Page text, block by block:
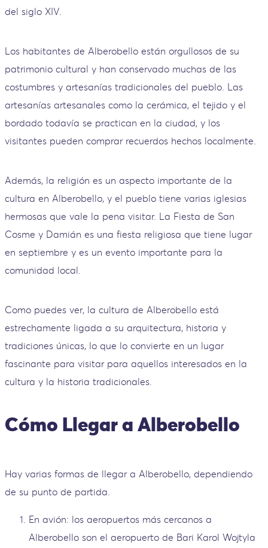
del siglo XIV.
Los habitantes de Alberobello están orgullosos de su
patrimonio cultural y han conservado muchas de las
costumbres y artesanías tradicionales del pueblo. Las
artesanías artesanales como la cerámica, el tejido y el
bordado todavía se practican en la ciudad, y los
visitantes pueden comprar recuerdos hechos localmente.
Además, la religión es un aspecto importante de la
cultura en Alberobello, y el pueblo tiene varias iglesias
hermosas que vale la pena visitar. La Fiesta de San
Cosme y Damián es una fiesta religiosa que tiene lugar
en septiembre y es un evento importante para la
comunidad local.
Como puedes ver, la cultura de Alberobello está
estrechamente ligada a su arquitectura, historia y
tradiciones únicas, lo que lo convierte en un lugar
fascinante para visitar para aquellos interesados ​​en la
cultura y la historia tradicionales.
Cómo Llegar a Alberobello
Hay varias formas de llegar a Alberobello, dependiendo
de su punto de partida.
En avión: los aeropuertos más cercanos a
Alberobello son el aeropuerto de Bari Karol Wojtyla